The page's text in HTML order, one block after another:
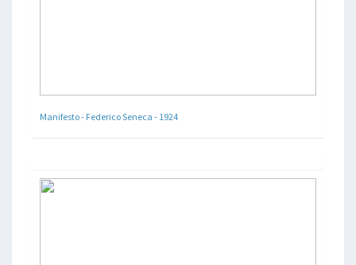
Manifesto - Federico Seneca - 1924